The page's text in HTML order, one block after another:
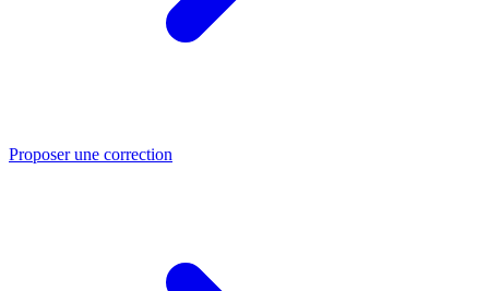
Proposer une correction